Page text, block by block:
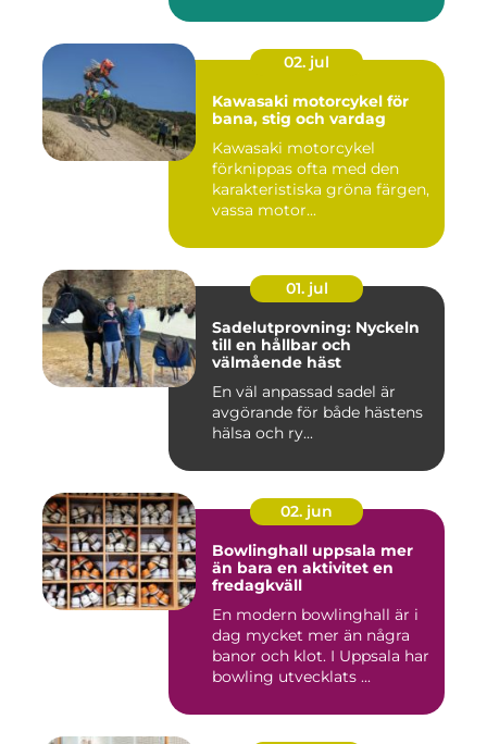
02. jul
Kawasaki motorcykel för
bana, stig och vardag
Kawasaki motorcykel
förknippas ofta med den
karakteristiska gröna färgen,
vassa motor...
01. jul
Sadelutprovning: Nyckeln
till en hållbar och
välmående häst
En väl anpassad sadel är
avgörande för både hästens
hälsa och ry...
02. jun
Bowlinghall uppsala mer
än bara en aktivitet en
fredagkväll
En modern bowlinghall är i
dag mycket mer än några
banor och klot. I Uppsala har
bowling utvecklats ...